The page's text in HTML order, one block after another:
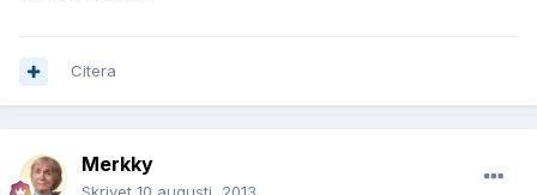
Citera
Merkky